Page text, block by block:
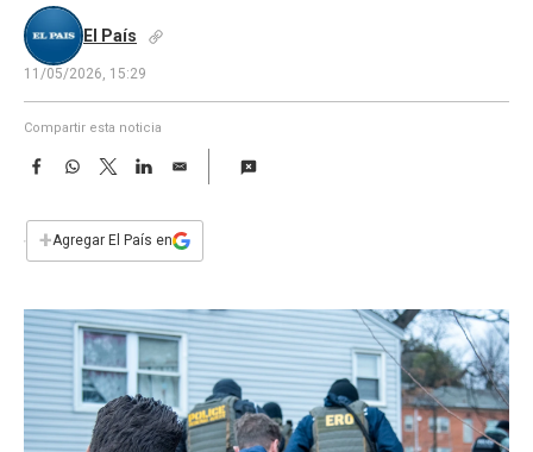
El País
11/05/2026, 15:29
Compartir esta noticia
F
e
b
k
W
s
p
T
w
t
L
n
E
i
l
+Agregar El País en